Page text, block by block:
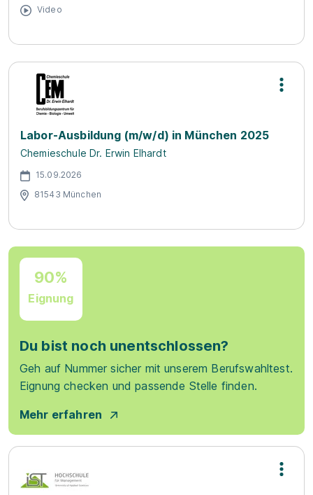
Video
Labor-Ausbildung (m/w/d) in München 2025
Chemieschule Dr. Erwin Elhardt
15.09.2026
81543 München
90%
Eignung
Du bist noch unentschlossen?
Geh auf Nummer sicher mit unserem Berufswahltest.
Eignung checken und passende Stelle finden.
Mehr erfahren